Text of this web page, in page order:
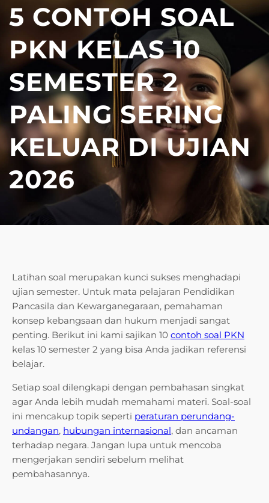
5 CONTOH SOAL
PKN KELAS 10
SEMESTER 2
PALING SERING
KELUAR DI UJIAN
2026
Latihan soal merupakan kunci sukses menghadapi
ujian semester. Untuk mata pelajaran Pendidikan
Pancasila dan Kewarganegaraan, pemahaman
konsep kebangsaan dan hukum menjadi sangat
penting. Berikut ini kami sajikan 10 contoh soal PKN
kelas 10 semester 2 yang bisa Anda jadikan referensi
belajar.
Setiap soal dilengkapi dengan pembahasan singkat
agar Anda lebih mudah memahami materi. Soal-soal
ini mencakup topik seperti peraturan perundang-
undangan, hubungan internasional, dan ancaman
terhadap negara. Jangan lupa untuk mencoba
mengerjakan sendiri sebelum melihat
pembahasannya.